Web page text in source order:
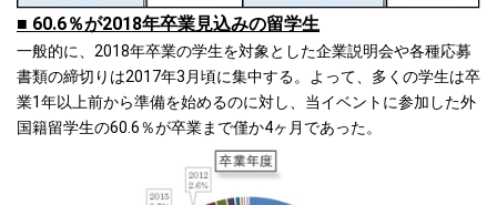
■ 60.6％が2018年卒業見込みの留学生
一般的に、2018年卒業の学生を対象とした企業説明会や各種応募
書類の締切りは2017年3月頃に集中する。よって、多くの学生は卒
業1年以上前から準備を始めるのに対し、当イベントに参加した外
国籍留学生の60.6％が卒業まで僅か4ヶ月であった。